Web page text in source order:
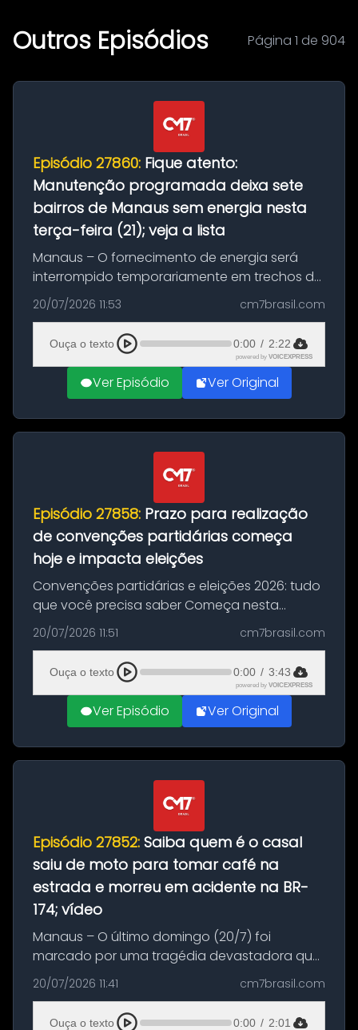
Outros Episódios Página 1 de 904
Episódio 27860: Fique atento:
Manutenção programada deixa sete
bairros de Manaus sem energia nesta
terça-feira (21); veja a lista
Manaus – O fornecimento de energia será
interrompido temporariamente em trechos de
sete bairros de Manaus nesta terça-feira (21).
A suspensão programada ocorrerá para a
execução de serviços de manuten...
20/07/2026 11:53 cm7brasil.com
Ouça o texto 0:00 / 2:22
powered by VOICEXPRESS
Ver Episódio Ver Original
Episódio 27858: Prazo para realização
de convenções partidárias começa
hoje e impacta eleições
Convenções partidárias e eleições 2026: tudo
que você precisa saber Começa nesta
segunda-feira e vai até 5 de agosto o prazo
para que partidos políticos e federações
partidárias realizem suas convençõ...
20/07/2026 11:51 cm7brasil.com
Ouça o texto 0:00 / 3:43
powered by VOICEXPRESS
Ver Episódio Ver Original
Episódio 27852: Saiba quem é o casal
saiu de moto para tomar café na
estrada e morreu em acidente na BR-
174; vídeo
Manaus – O último domingo (20/7) foi
marcado por uma tragédia devastadora que
resultou na morte precoce de dois jovens na
BR-174, na zona rural de Manaus. Um passeio
com destino a um típico café regio...
20/07/2026 11:41 cm7brasil.com
Ouça o texto 0:00 / 2:01